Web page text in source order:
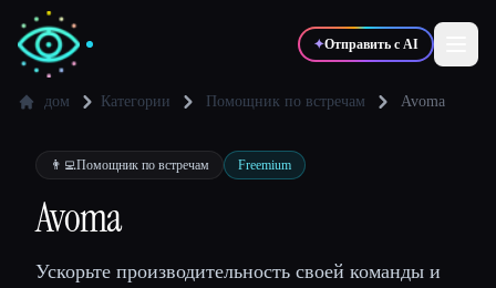
✦Отправить с AI
✍️Писатели 🎨Дизайнеры
💻
дом Категории Помощник по встречам Avoma
👨‍💻Помощник по встречам Freemium
Avoma
Ускорьте производительность своей команды и